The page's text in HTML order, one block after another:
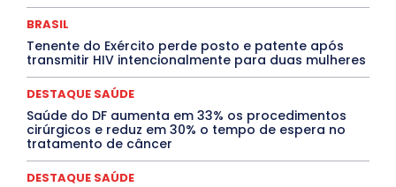
MEIO AMBIENTE
MÚSICA
O Plantonista Opinião Oropouche
Paraíba
Paraná Pernambuco Piauí
POLÍTICA
PROCESSO SELETIVO
PUBLIEDITORIAL
QUALIFICAÇÃO PROFISSIONAL
Rio de Janeiro
Rio Grande do Sul
Roraima
Santa Catarina
São Paulo SARAMPO
SAÚDE
Saúde Agora
TÁ FROID?
TEATRO TECNOLOGIA
TIC TAC
BRASIL
Tenente do Exército perde posto e patente após
transmitir HIV intencionalmente para duas mulheres
DESTAQUE SAÚDE
Saúde do DF aumenta em 33% os procedimentos
cirúrgicos e reduz em 30% o tempo de espera no
tratamento de câncer
DESTAQUE SAÚDE